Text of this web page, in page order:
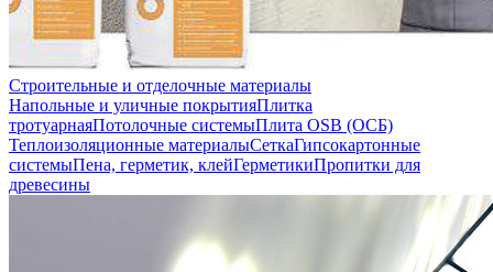
Строительные и отделочные материалы
Напольные и уличные покрытияПлитка
тротуарнаяПотолочные системыПлита OSB (ОСБ)
Теплоизоляционные материалыСеткаГипсокартонные
системыПена, герметик, клейГерметикиПропитки для
древесины